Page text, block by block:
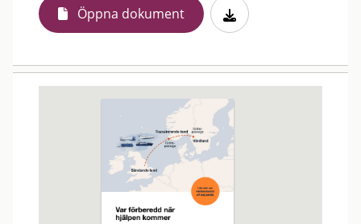
Öppna dokument